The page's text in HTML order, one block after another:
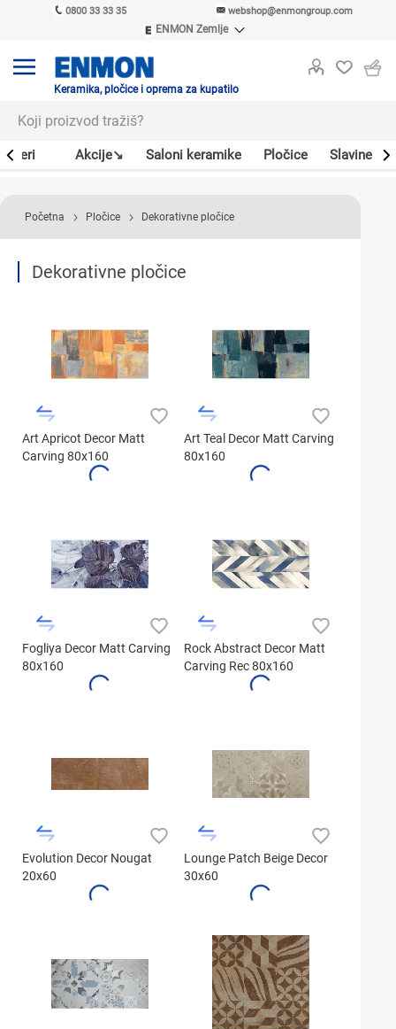
0800 33 33 35 webshop@enmongroup.com
ENMON Zemlje
ENMON MKD
Keramika, pločice i oprema za kupatilo
Akcije↘ Saloni keramike Pločice Slavine
Početna Pločice Dekorativne pločice
Dekorativne pločice
Art Apricot Decor Matt
Carving 80x160
Art Teal Decor Matt Carving
80x160
Fogliya Decor Matt Carving
80x160
Rock Abstract Decor Matt
Carving Rec 80x160
Evolution Decor Nougat
20x60
Lounge Patch Beige Decor
30x60